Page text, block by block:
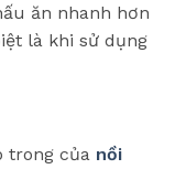
ăn nhanh hơn
là khi sử dụng
trong của nồi